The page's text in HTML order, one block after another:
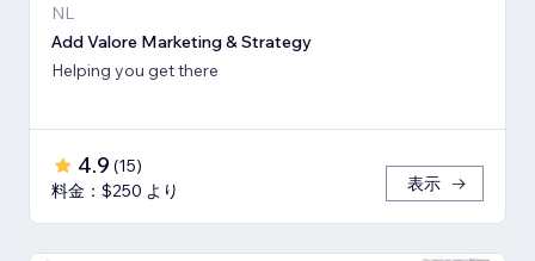
NL
Add Valore Marketing & Strategy
Helping you get there
4.9 (15)
料金：$250 より
表示